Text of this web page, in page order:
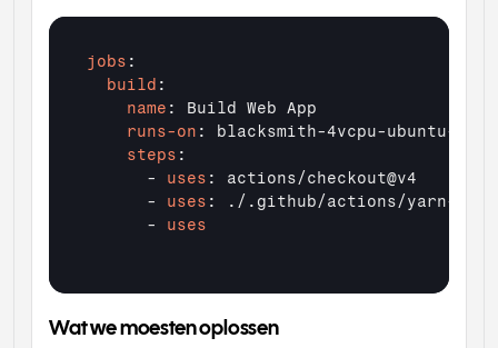
jobs
  build
    name
    runs-on
    steps
:
      -
uses : actions/checkout@v4
      -
uses : ./.github/actions/yarn-
      -
uses
Wat we moesten oplossen